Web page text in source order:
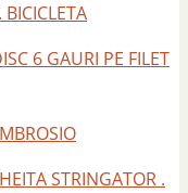
6 GAURI PE FILET
STRINGATOR .